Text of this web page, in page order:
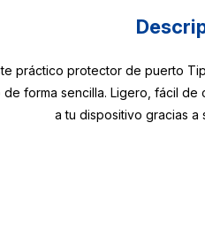
práctico protector de puerto
forma sencilla. Ligero, fácil
a tu dispositivo gracias a